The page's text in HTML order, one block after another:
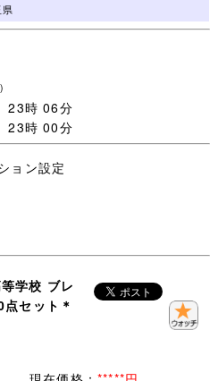
みいただき、ご入札＝ご了
だきます。
なので、着用できないほど
ていません、写真を優先し
入札防止の為 】
約束のない場合は残念です
あります。)
人様へID報告します。)
の殆どの方は問題なく取引
ざいません。
県
)
23時 06分
23時 00分
ョン設定
学校 ブレ
セット＊